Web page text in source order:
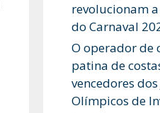
revolucionam
do Carnaval
O operador de
patina de
vencedores dos
Olímpicos de